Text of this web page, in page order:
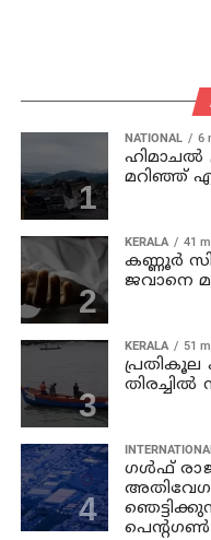
NATIONAL 6
ഹിമാചല്‍
മറിഞ്ഞ്
KERALA 41
കണ്ണൂര്‍
ജവാനെ
KERALA 51
പ്രതികൂല
ഗൾഫ്
പെന്റഗൺ